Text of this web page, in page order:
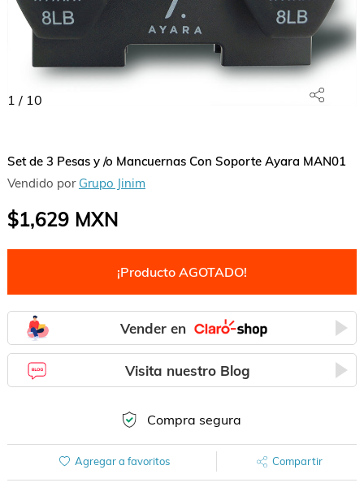
1 / 10
Set de 3 Pesas y /o Mancuernas Con Soporte Ayara MAN01
Vendido por Grupo Jinim
$1,629MXN
¡Producto AGOTADO!
Vender en
Visita nuestro Blog
Compra segura
Agregar a favoritos Compartir